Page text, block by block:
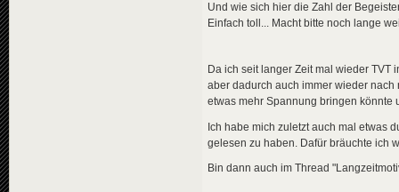
Und wie sich hier die Zahl der
Einfach toll... Macht bitte noch lange
Da ich seit langer Zeit mal wieder TVT
aber dadurch auch immer wieder
etwas mehr Spannung bringen könnte
Ich habe mich zuletzt auch mal etwas
gelesen zu haben. Dafür bräuchte ich
Bin dann auch im Thread